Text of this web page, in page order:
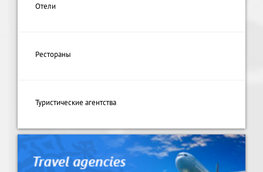
Отели
Рестораны
Туристические агентства